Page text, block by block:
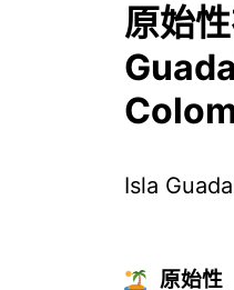
原始
Isla
原始性